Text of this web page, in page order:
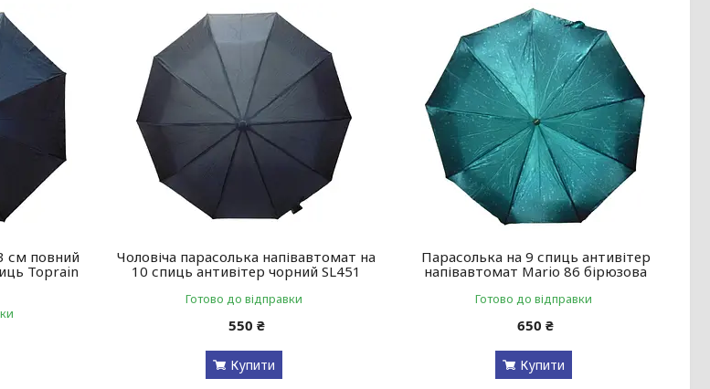
см повний
Toprain
Чоловіча парасолька напівавтомат на
10 спиць антивітер чорний SL451
Готово до відправки
550 ₴
Купити
Парасолька на 9 спиць антивітер
напівавтомат Mario 86 бірюзова
Готово до відправки
650 ₴
Купити